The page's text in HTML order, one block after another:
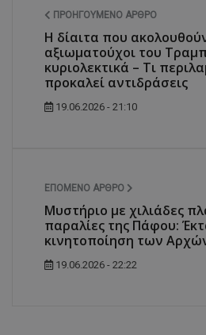
ΠΡΟΗΓΟΎΜΕΝΟ ΆΡΘΡΟ
Η δίαιτα που
αξιωματούχοι του
κυριολεκτικά – Τι
προκαλεί αντιδράσεις
19.06.2026 - 21:10
ΕΠΌΜΕΝΟ ΆΡΘΡΟ
Μυστήριο με χιλιάδες
παραλίες της Πάφου:
κινητοποίηση των
19.06.2026 - 22:22